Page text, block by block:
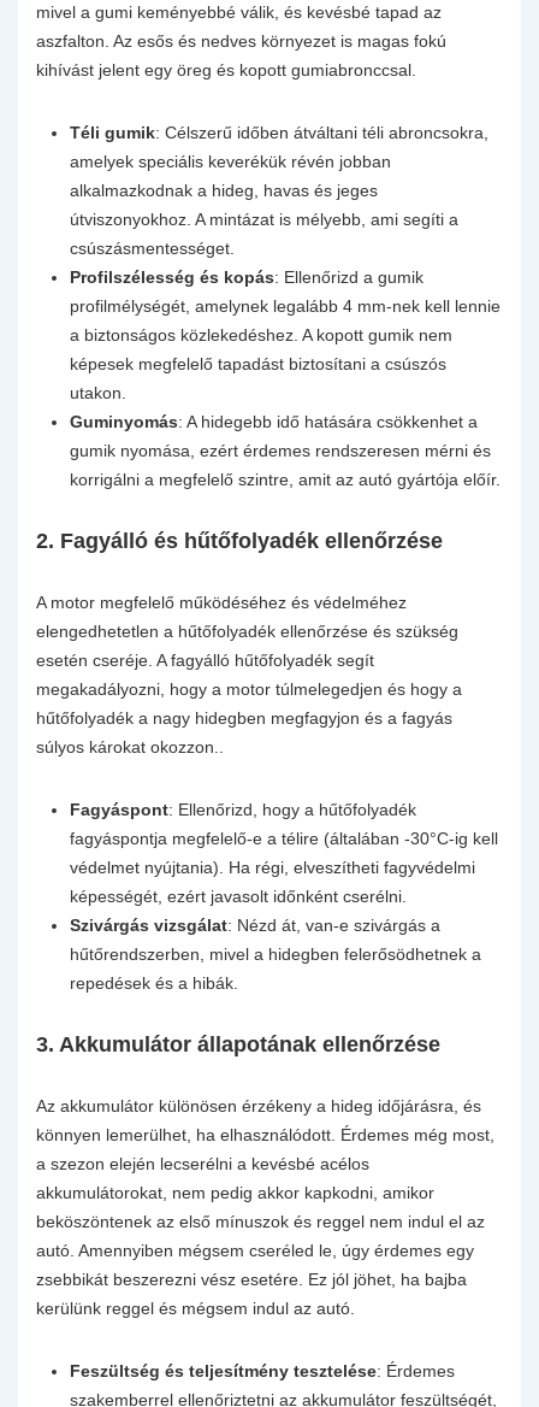
mivel a gumi keményebbé válik, és kevésbé tapad az
aszfalton. Az esős és nedves környezet is magas fokú
kihívást jelent egy öreg és kopott gumiabronccsal.
Téli gumik: Célszerű időben átváltani téli abroncsokra,
amelyek speciális keverékük révén jobban
alkalmazkodnak a hideg, havas és jeges
útviszonyokhoz. A mintázat is mélyebb, ami segíti a
csúszásmentességet.
Profilszélesség és kopás: Ellenőrizd a gumik
profilmélységét, amelynek legalább 4 mm-nek kell lennie
a biztonságos közlekedéshez. A kopott gumik nem
képesek megfelelő tapadást biztosítani a csúszós
utakon.
Guminyomás: A hidegebb idő hatására csökkenhet a
gumik nyomása, ezért érdemes rendszeresen mérni és
korrigálni a megfelelő szintre, amit az autó gyártója előír.
2. Fagyálló és hűtőfolyadék ellenőrzése
A motor megfelelő működéséhez és védelméhez
elengedhetetlen a hűtőfolyadék ellenőrzése és szükség
esetén cseréje. A fagyálló hűtőfolyadék segít
megakadályozni, hogy a motor túlmelegedjen és hogy a
hűtőfolyadék a nagy hidegben megfagyjon és a fagyás
súlyos károkat okozzon..
Fagyáspont: Ellenőrizd, hogy a hűtőfolyadék
fagyáspontja megfelelő-e a télire (általában -30°C-ig kell
védelmet nyújtania). Ha régi, elveszítheti fagyvédelmi
képességét, ezért javasolt időnként cserélni.
Szivárgás vizsgálat: Nézd át, van-e szivárgás a
hűtőrendszerben, mivel a hidegben felerősödhetnek a
repedések és a hibák.
3. Akkumulátor állapotának ellenőrzése
Az akkumulátor különösen érzékeny a hideg időjárásra, és
könnyen lemerülhet, ha elhasználódott. Érdemes még most,
a szezon elején lecserélni a kevésbé acélos
akkumulátorokat, nem pedig akkor kapkodni, amikor
beköszöntenek az első mínuszok és reggel nem indul el az
autó. Amennyiben mégsem cseréled le, úgy érdemes egy
zsebbikát beszerezni vész esetére. Ez jól jöhet, ha bajba
kerülünk reggel és mégsem indul az autó.
Feszültség és teljesítmény tesztelése: Érdemes
szakemberrel ellenőriztetni az akkumulátor feszültségét,